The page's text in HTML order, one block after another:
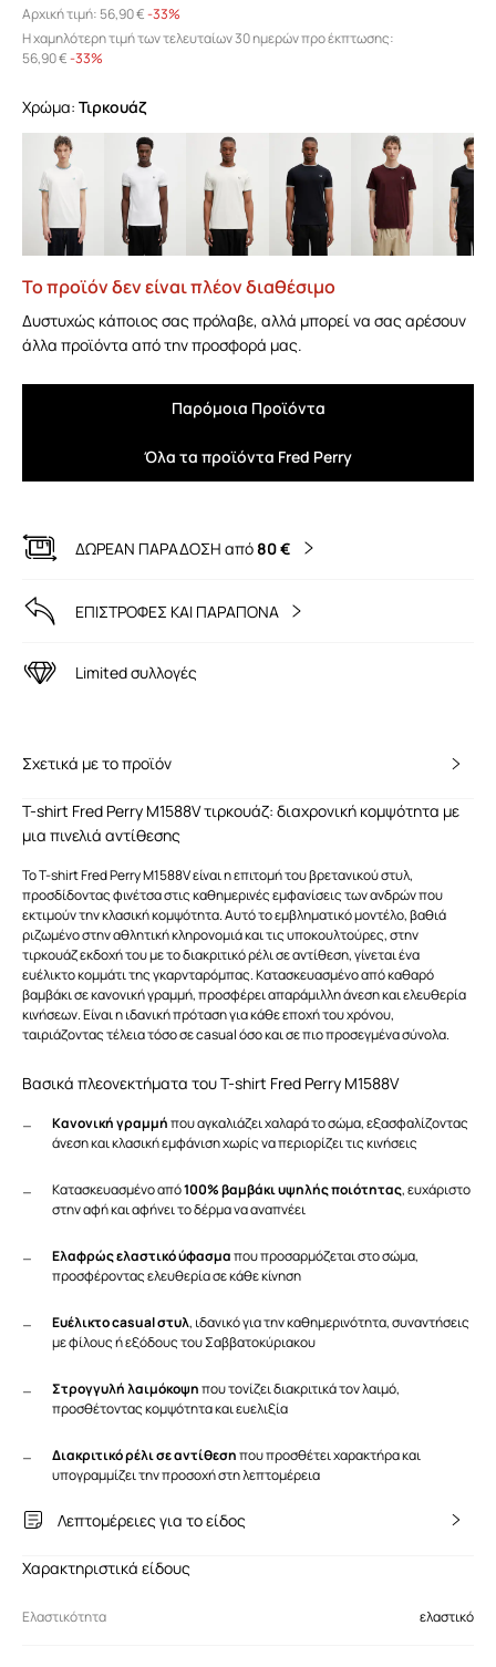
Αρχική τιμή: 56,90 €-33%
Η χαμηλότερη τιμή των τελευταίων 30 ημερών προ έκπτωσης:
56,90 € -33%
Χρώμα: τιρκουάζ
Το προϊόν δεν είναι πλέον διαθέσιμο
Δυστυχώς κάποιος σας πρόλαβε, αλλά μπορεί να σας αρέσουν
άλλα προϊόντα από την προσφορά μας.
Παρόμοια Προϊόντα
Όλα τα προϊόντα Fred Perry
ΔΩΡΕΑΝ ΠΑΡΑΔΟΣΗ από80 €
ΕΠΙΣΤΡΟΦΕΣ ΚΑΙ ΠΑΡΑΠΟΝΑ
Limited συλλογές
Σχετικά με το προϊόν
T-shirt Fred Perry M1588V τιρκουάζ: διαχρονική κομψότητα με
μια πινελιά αντίθεσης
Το T-shirt Fred Perry M1588V είναι η επιτομή του βρετανικού στυλ,
προσδίδοντας φινέτσα στις καθημερινές εμφανίσεις των ανδρών που
εκτιμούν την κλασική κομψότητα. Αυτό το εμβληματικό μοντέλο, βαθιά
ριζωμένο στην αθλητική κληρονομιά και τις υποκουλτούρες, στην
τιρκουάζ εκδοχή του με το διακριτικό ρέλι σε αντίθεση, γίνεται ένα
ευέλικτο κομμάτι της γκαρνταρόμπας. Κατασκευασμένο από καθαρό
βαμβάκι σε κανονική γραμμή, προσφέρει απαράμιλλη άνεση και ελευθερία
κινήσεων. Είναι η ιδανική πρόταση για κάθε εποχή του χρόνου,
ταιριάζοντας τέλεια τόσο σε casual όσο και σε πιο προσεγμένα σύνολα.
Βασικά πλεονεκτήματα του T-shirt Fred Perry M1588V
Κανονική γραμμήπου αγκαλιάζει χαλαρά το σώμα, εξασφαλίζοντας
άνεση και κλασική εμφάνιση χωρίς να περιορίζει τις κινήσεις
Κατασκευασμένο από100% βαμβάκι υψηλής ποιότητας, ευχάριστο
στην αφή και αφήνει το δέρμα να αναπνέει
Ελαφρώς ελαστικό ύφασμαπου προσαρμόζεται στο σώμα,
προσφέροντας ελευθερία σε κάθε κίνηση
Ευέλικτο casual στυλ, ιδανικό για την καθημερινότητα, συναντήσεις
με φίλους ή εξόδους του Σαββατοκύριακου
Στρογγυλή λαιμόκοψηπου τονίζει διακριτικά τον λαιμό,
προσθέτοντας κομψότητα και ευελιξία
Διακριτικό ρέλι σε αντίθεσηπου προσθέτει χαρακτήρα και
υπογραμμίζει την προσοχή στη λεπτομέρεια
Λεπτομέρειες για το είδος
Χαρακτηριστικά είδους
Ελαστικότητα ελαστικό